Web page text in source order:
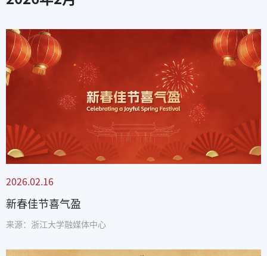
2026.02.16
新春佳节喜气盈
来源：浙江大学融媒体中心